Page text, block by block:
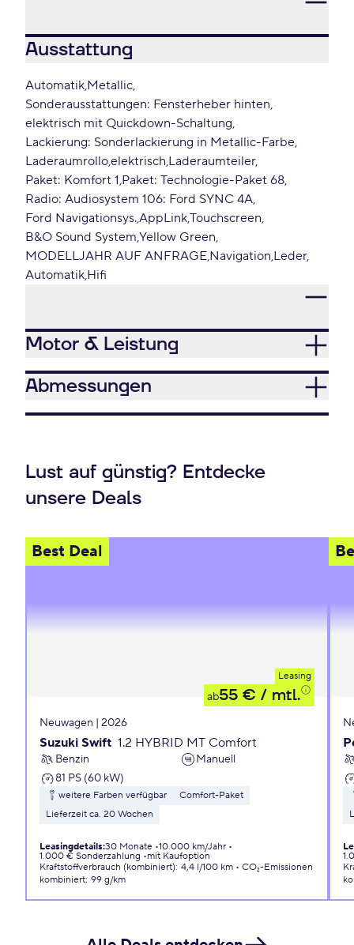
Ausstattung
Automatik Metallic
Sonderausstattungen: Fensterheber hinten
elektrisch mit Quickdown-Schaltung
Lackierung: Sonderlackierung in Metallic-Farbe
Laderaumrolloelektrisch Laderaumteiler
Paket: Komfort 1 Paket: Technologie-Paket 68
Radio: Audiosystem 106: Ford SYNC 4A
Ford Navigationsys.AppLinkTouchscreen
B&O Sound System Yellow Green
MODELLJAHR AUF ANFRAGE Navigation Leder
Automatik Hifi
Motor & Leistung
Abmessungen
Lust auf günstig? Entdecke
unsere Deals
Best Deal
Leasing
ab55 € / mtl.
Neuwagen | 2026
Suzuki Swift 1.2 HYBRID MT Comfort
Benzin
Manuell
81 PS (60 kW)
weitere Farben verfügbar
Comfort-Paket
Lieferzeit ca. 20 Wochen
Leasingdetails:30 Monate 10.000 km/Jahr
1.000 € Sonderzahlung
mit Kaufoption
Kraftstoffverbrauch (kombiniert): 4,4 l/100 km
CO₂-Emissionen
kombiniert: 99 g/km